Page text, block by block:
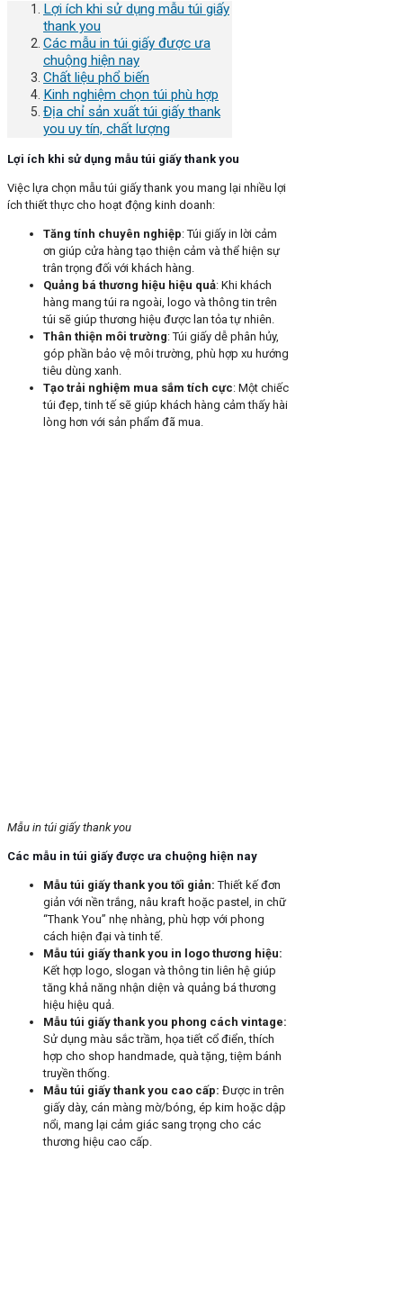
Lợi ích khi sử dụng mẫu túi giấy
thank you
Các mẫu in túi giấy được ưa
chuộng hiện nay
Chất liệu phổ biến
Kinh nghiệm chọn túi phù hợp
Địa chỉ sản xuất túi giấy thank
you uy tín, chất lượng
Lợi ích khi sử dụng mẫu túi giấy thank you
Việc lựa chọn mẫu túi giấy thank you mang lại nhiều lợi
ích thiết thực cho hoạt động kinh doanh:
Tăng tính chuyên nghiệp: Túi giấy in lời cảm
ơn giúp cửa hàng tạo thiện cảm và thể hiện sự
trân trọng đối với khách hàng.
Quảng bá thương hiệu hiệu quả: Khi khách
hàng mang túi ra ngoài, logo và thông tin trên
túi sẽ giúp thương hiệu được lan tỏa tự nhiên.
Thân thiện môi trường: Túi giấy dễ phân hủy,
góp phần bảo vệ môi trường, phù hợp xu hướng
tiêu dùng xanh.
Tạo trải nghiệm mua sắm tích cực: Một chiếc
túi đẹp, tinh tế sẽ giúp khách hàng cảm thấy hài
lòng hơn với sản phẩm đã mua.
Mẫu in túi giấy thank you
Các mẫu in túi giấy được ưa chuộng hiện nay
Mẫu túi giấy thank you tối giản:Thiết kế đơn
giản với nền trắng, nâu kraft hoặc pastel, in chữ
“Thank You” nhẹ nhàng, phù hợp với phong
cách hiện đại và tinh tế.
Mẫu túi giấy thank you in logo thương hiệu:
Kết hợp logo, slogan và thông tin liên hệ giúp
tăng khả năng nhận diện và quảng bá thương
hiệu hiệu quả.
Mẫu túi giấy thank you phong cách vintage:
Sử dụng màu sắc trầm, họa tiết cổ điển, thích
hợp cho shop handmade, quà tặng, tiệm bánh
truyền thống.
Mẫu túi giấy thank you cao cấp: Được in trên
giấy dày, cán màng mờ/bóng, ép kim hoặc dập
nổi, mang lại cảm giác sang trọng cho các
thương hiệu cao cấp.